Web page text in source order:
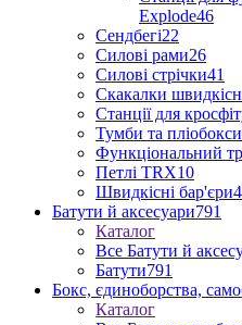
Explode46
Сендбегі22
Силові рами26
Силові стрічки41
Скакалки
Станції для
Тумби та пліобокси
Функціональний
Петлі TRX10
Швидкісні бар'єри4
Батути й аксесуари791
Каталог
Все Батути й
Батути791
Бокс, єдиноборства,
Каталог